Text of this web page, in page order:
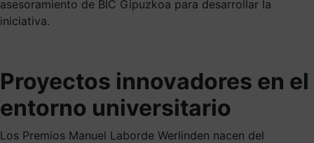
asesoramiento de BIC Gipuzkoa para desarrollar la
iniciativa.
Proyectos innovadores en el
entorno universitario
Los Premios Manuel Laborde Werlinden nacen del